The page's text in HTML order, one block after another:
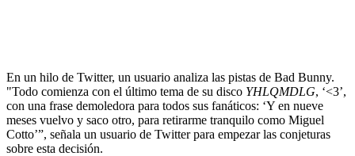
En un hilo de Twitter, un usuario analiza las pistas de Bad Bunny.
"Todo comienza con el último tema de su disco YHLQMDLG, ‘<3’,
con una frase demoledora para todos sus fanáticos: ‘Y en nueve
meses vuelvo y saco otro, para retirarme tranquilo como Miguel
Cotto’”, señala un usuario de Twitter para empezar las conjeturas
sobre esta decisión.